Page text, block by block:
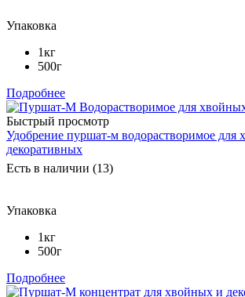
Упаковка
1кг
500г
Подробнее
Быстрый просмотр
Удобрение пуршат-м водорастворимое для
декоративных
Есть в наличии (13)
Упаковка
1кг
500г
Подробнее